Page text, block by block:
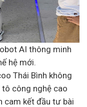
AI thông minh
hệ mới.
Thái Bình không
công nghệ cao
cam kết đầu tư bài